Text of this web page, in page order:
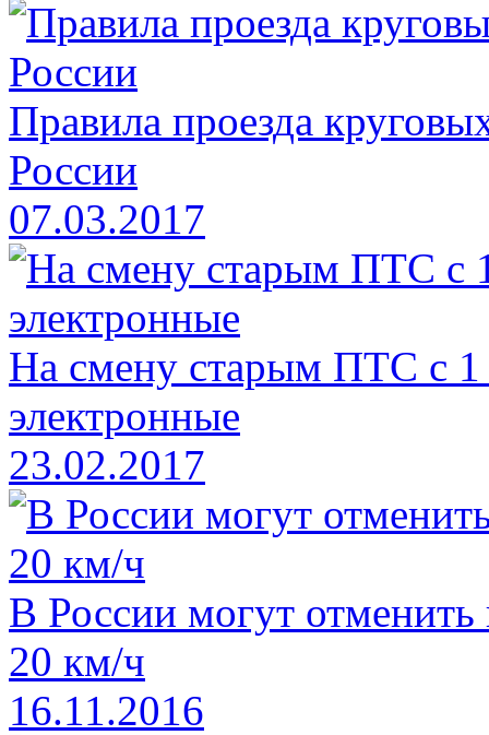
Правила проезда
России
07.03.2017
На смену старым ПТС с 1
электронные
23.02.2017
В России могут
20 км/ч
16.11.2016